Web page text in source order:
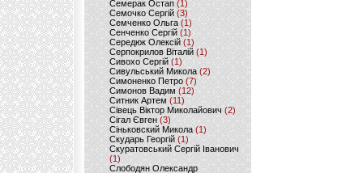
Семерак Остап (1)
Семочко Сергій (3)
Семченко Ольга (1)
Сенченко Сергій(1)
Середюк Олексій(1)
Серпокрилов Віталій(1)
Сивохо Сергій(1)
Сивульський Микола(2)
Симоненко Петро(7)
Симонов Вадим (12)
Ситник Артем(11)
Сівець Віктор Миколайович(2)
Сігал Євген (3)
Сіньковский Микола(1)
Скударь Георгій (1)
Скуратовський Сергій Іванович
(1)
Слободян Олександр